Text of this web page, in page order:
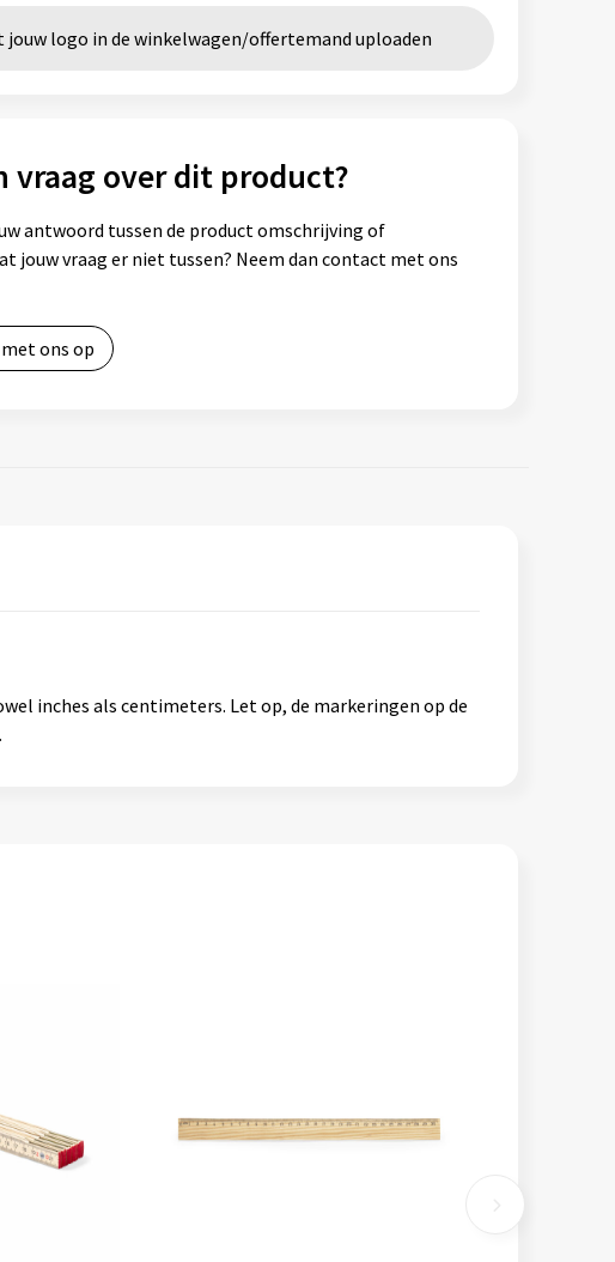
jouw logo in de winkelwagen/offertemand uploaden
vraag over dit product?
antwoord tussen de product omschrijving of
jouw vraag er niet tussen? Neem dan contact met ons
ons op
inches als centimeters. Let op, de markeringen op de